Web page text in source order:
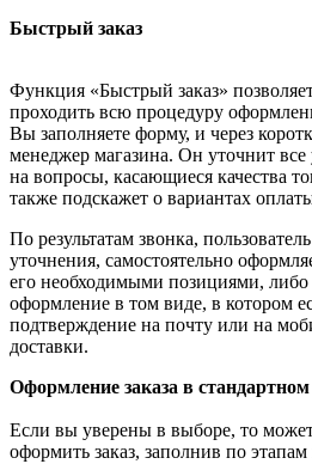
Быстрый заказ
Функция «Быстрый заказ»
проходить всю процедуру
Вы заполняете форму, и через
менеджер магазина. Он уточнит все
на вопросы, касающиеся качества
также подскажет о вариантах
По результатам звонка,
уточнения, самостоятельно
его необходимыми позициями, либо
оформление в том виде, в котором
подтверждение на почту или на
доставки.
Оформление заказа в
Если вы уверены в выборе, то
оформить заказ, заполнив по